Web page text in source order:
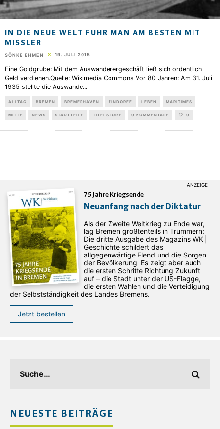
IN DIE NEUE WELT FUHR MAN AM BESTEN MIT
MISSLER
SÖNKE EHMEN 19. JULI 2015
Eine Goldgrube: Mit dem Auswanderergeschäft ließ sich ordentlich
Geld verdienen.Quelle: Wikimedia Commons Vor 80 Jahren: Am 31. Juli
1935 stellte die Auswande...
ALLTAG BREMEN BREMERHAVEN FINDORFF LEBEN MARITIMES
MITTE NEWS STADTTEILE TITELSTORY 0 KOMMENTARE 0
75 Jahre Kriegsende
Neuanfang nach der Diktatur
Als der Zweite Weltkrieg zu Ende war,
lag Bremen größtenteils in Trümmern:
Die dritte Ausgabe des ­Magazins WK |
Geschichte schildert das
allgegenwärtige Elend und die Sorgen
der Bevölkerung. Es zeigt aber auch
die ersten Schritte Richtung Zukunft
auf – die Stadt unter der US-Flagge,
die ersten Wahlen und die Verteidigung
der Selbstständigkeit des Landes Bremens.
Jetzt bestellen
NEUESTE BEITRÄGE